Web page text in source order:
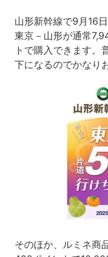
山形新幹線で9月16
東京－山形が通常
トで購入できます。
下になるのでかなり
そのほか、ルミネ商